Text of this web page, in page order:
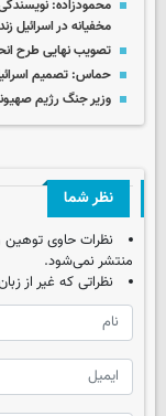
محمودزاده:
مخفیانه در اسرائیل
تصویب نهایی طرح
حماس: تصمیم
وزیر جنگ رژیم
نظر شما
نظرات حاوی
منتشر نمی‌شود.
نظراتی که غیر از